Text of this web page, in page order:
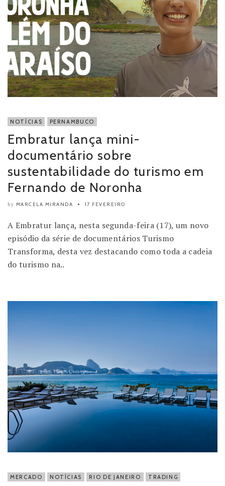
NOTÍCIAS PERNAMBUCO
Embratur lança mini-
documentário sobre
sustentabilidade do turismo em
Fernando de Noronha
by MARCELA MIRANDA 17 FEVEREIRO
A Embratur lança, nesta segunda-feira (17), um novo
episódio da série de documentários Turismo
Transforma, desta vez destacando como toda a cadeia
do turismo na..
MERCADO NOTÍCIAS RIO DE JANEIRO TRADING